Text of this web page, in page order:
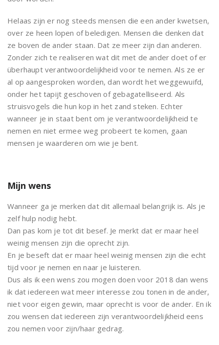
Helaas zijn er nog steeds mensen die een ander kwetsen,
over ze heen lopen of beledigen. Mensen die denken dat
ze boven de ander staan. Dat ze meer zijn dan anderen.
Zonder zich te realiseren wat dit met de ander doet of er
überhaupt verantwoordelijkheid voor te nemen. Als ze er
al op aangesproken worden, dan wordt het weggewuifd,
onder het tapijt geschoven of gebagatelliseerd. Als
struisvogels die hun kop in het zand steken. Echter
wanneer je in staat bent om je verantwoordelijkheid te
nemen en niet ermee weg probeert te komen, gaan
mensen je waarderen om wie je bent.
Mijn wens
Wanneer ga je merken dat dit allemaal belangrijk is. Als je
zelf hulp nodig hebt.
Dan pas kom je tot dit besef. Je merkt dat er maar heel
weinig mensen zijn die oprecht zijn.
En je beseft dat er maar heel weinig mensen zijn die echt
tijd voor je nemen en naar je luisteren.
Dus als ik een wens zou mogen doen voor 2018 dan wens
ik dat iedereen wat meer interesse zou tonen in de ander,
niet voor eigen gewin, maar oprecht is voor de ander. En ik
zou wensen dat iedereen zijn verantwoordelijkheid eens
zou nemen voor zijn/haar gedrag.